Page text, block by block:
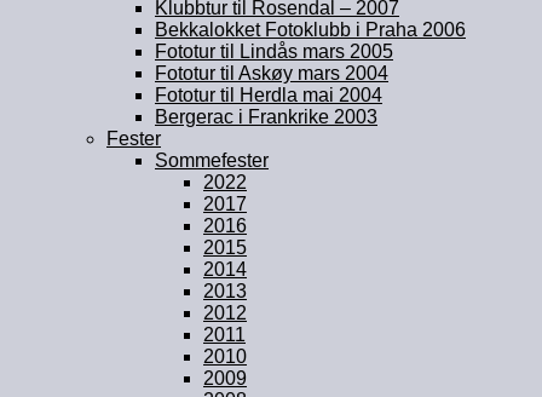
Klubbtur til Rosendal – 2007
Bekkalokket Fotoklubb i Praha 2006
Fototur til Lindås mars 2005
Fototur til Askøy mars 2004
Fototur til Herdla mai 2004
Bergerac i Frankrike 2003
Fester
Sommefester
2022
2017
2016
2015
2014
2013
2012
2011
2010
2009